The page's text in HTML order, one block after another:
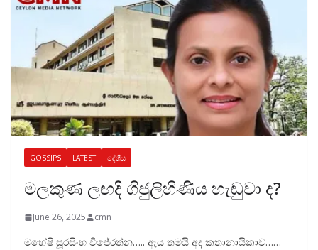
GOSSIPS LATEST දේශීය
මලකුණ ලඟදි ගිජුලිහිණිය හැඬුවා ද?
June 26, 2025 cmn
මහේෂි සූරසිංහ විජේරත්න….. ඇය තමයි අද කතානායිකාව……